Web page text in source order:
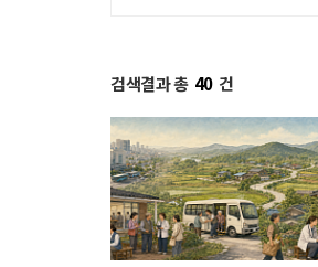
검색결과 총 40 건